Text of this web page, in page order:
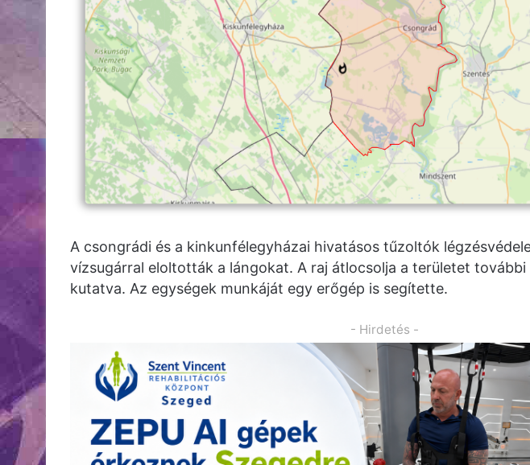
A csongrádi és a kinkunfélegyházai hivatásos tűzoltók
vízsugárral eloltották a lángokat. A raj átlocsolja a területet
kutatva. Az egységek munkáját egy erőgép is segítette.
- Hirdetés -